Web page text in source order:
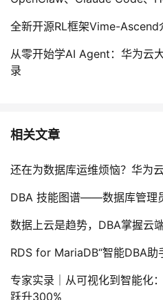
全新开源RL框架Vime-
从零开始学AI Agent：华为云
录
相关文章
还在为数据库运维烦恼？华为
DBA 技能图谱——数据库管理
数据上云是趋势，DBA掌握云
RDS for MariaDB“智能DBA助
专家实录｜从可视化到智能化
跃升300%